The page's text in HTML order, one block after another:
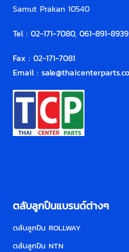
Samut Prakan 10540
Tel : 02-171-7080, 061-891-
Fax : 02-171-7081
Email :
ตลับลูกปืนแบรนด์ต่างๆ
ตลับลูกปืน ROLLWAY
ตลับลูกปืน NTN